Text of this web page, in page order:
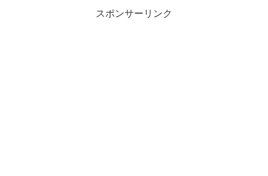
スポンサーリンク